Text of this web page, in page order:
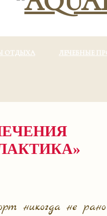
ОТДЫХА ЛЕЧЕБНЫЕ
никогда не рано